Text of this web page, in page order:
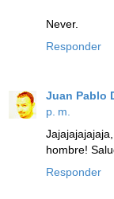
Never.
Responder
Juan Pablo
p. m.
hombre!
Responder